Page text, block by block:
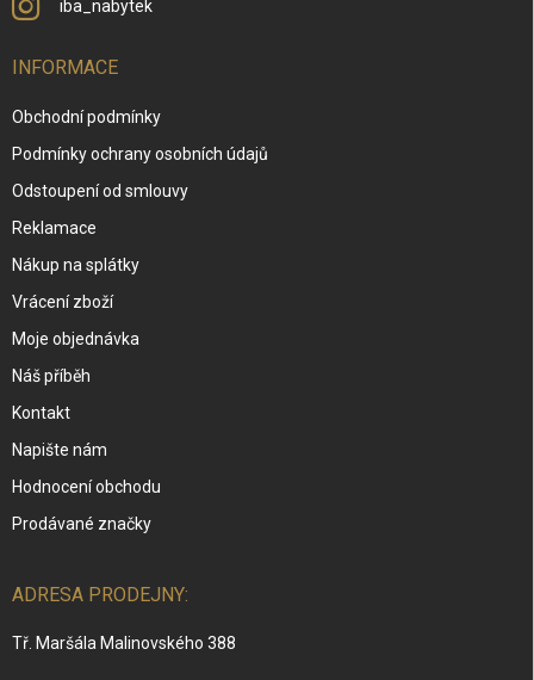
iba_nabytek
INFORMACE
Obchodní podmínky
Podmínky ochrany osobních údajů
Odstoupení od smlouvy
Reklamace
Nákup na splátky
Vrácení zboží
Moje objednávka
Náš příběh
Kontakt
Napište nám
Hodnocení obchodu
Prodávané značky
ADRESA PRODEJNY:
Tř. Maršála Malinovského 388